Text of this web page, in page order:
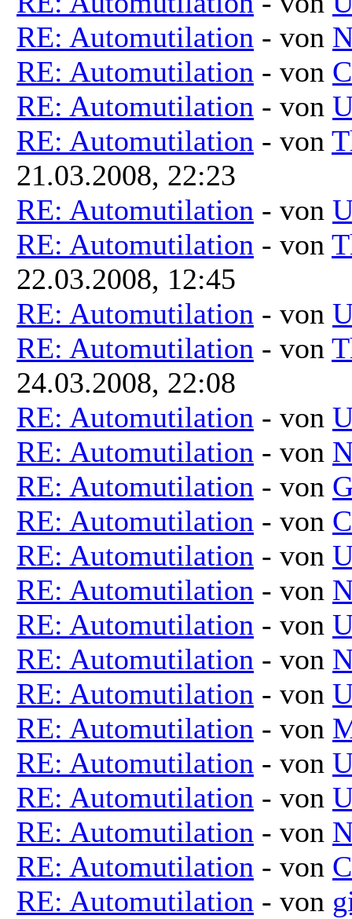
RE: Automutilation - von
RE: Automutilation - von
RE: Automutilation - von
RE: Automutilation - von
21.03.2008, 22:23
RE: Automutilation - von
RE: Automutilation - von
22.03.2008, 12:45
RE: Automutilation - von
RE: Automutilation - von
24.03.2008, 22:08
RE: Automutilation - von
RE: Automutilation - von
RE: Automutilation - von
RE: Automutilation - von
RE: Automutilation - von
RE: Automutilation - von
RE: Automutilation - von
RE: Automutilation - von
RE: Automutilation - von
RE: Automutilation - von
RE: Automutilation - von
RE: Automutilation - von
RE: Automutilation - von
RE: Automutilation - von
RE: Automutilation - von